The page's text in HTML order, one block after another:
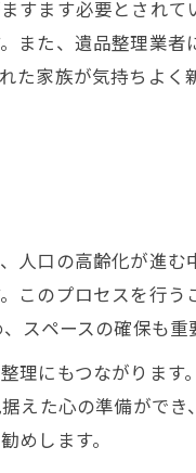
ます必要とされ
また、遺品整理業
た家族が気持ちよ
口の高齢化が進
のプロセスを行
スペースの確保も重
にもつながりま
えた心の準備がで
めします。